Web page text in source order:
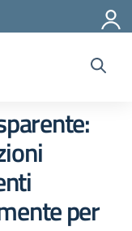
per